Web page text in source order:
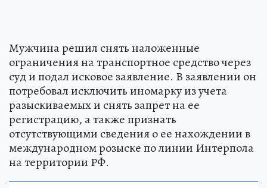
Мужчина решил снять наложенные
ограничения на транспортное средство через
суд и подал исковое заявление. В заявлении он
потребовал исключить иномарку из учета
разыскиваемых и снять запрет на ее
регистрацию, а также признать
отсутствующими сведения о ее нахождении в
международном розыске по линии Интерпола
на территории РФ.